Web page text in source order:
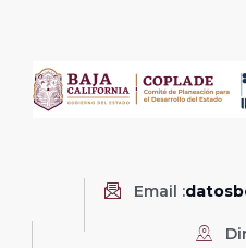
Email :